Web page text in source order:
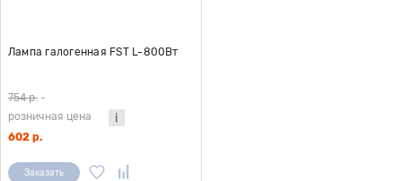
Лампа галогенная FST L-800Вт
754 р. -
розничная цена
602 р.
Заказать